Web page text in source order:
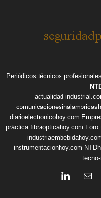
Periódicos técnicos
actualidad-
diarioelectronicohoy.com
práctica fibraopticahoy.com Foro
instrumentacionhoy.com